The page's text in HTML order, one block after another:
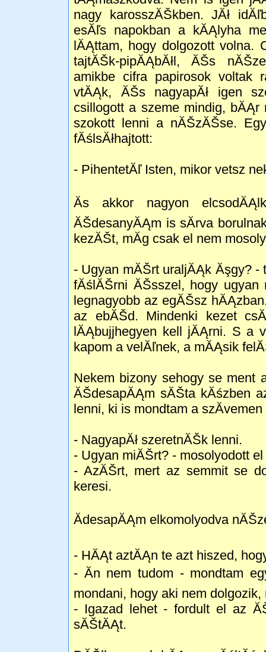
nagy karosszĂŠkben. JĂł
esĂľs napokban a kĂĄlyha
lĂĄttam, hogy dolgozott volna.
tajtĂŠk-pipĂĄbĂłl, ĂŠs
amikbe cifra papirosok voltak
vtĂĄk, ĂŠs nagyapĂł igen
csillogott a szeme mindig,
szokott lenni a nĂŠzĂŠse.
fĂślsĂłhajtott:
- PihentetĂľ Isten, mikor vetsz
Ăs akkor nagyon
ĂŠdesanyĂĄm is sĂ­rva
kezĂŠt, mĂ­g csak el nem
- Ugyan mĂŠrt uraljĂĄk Ăşgy?
fĂślĂŠrni ĂŠsszel, hogy
legnagyobb az egĂŠsz
az ebĂŠd. Mindenki kezet
lĂĄbujjhegyen kell jĂĄrni. S a
kapom a velĂľnek, a mĂĄsik
Nekem bizony sehogy se ment
ĂŠdesapĂĄm sĂŠta kĂśzben
lenni, ki is mondtam a szĂ­vemen
- NagyapĂł szeretnĂŠk lenni.
- Ugyan miĂŠrt? - mosolyodott
- AzĂŠrt, mert az semmit se
keresi.
ĂdesapĂĄm elkomolyodva
- HĂĄt aztĂĄn te azt hiszed,
- Ăn nem tudom - mondtam
mondani, hogy aki nem
- Igazad lehet - fordult el az
sĂŠtĂĄt.